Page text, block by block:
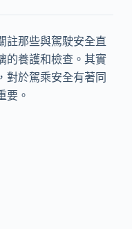
註那些與駕駛安全直
的養護和檢查。其實
對於駕乘安全有著同
要。